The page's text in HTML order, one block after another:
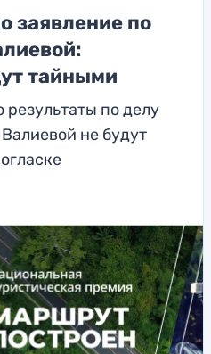
заявление по
тайными
по делу
не будут